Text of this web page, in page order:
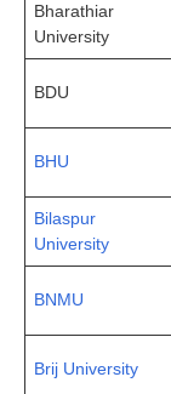
Bharathiar
University
BDU
BHU
Bilaspur
University
BNMU
Brij University